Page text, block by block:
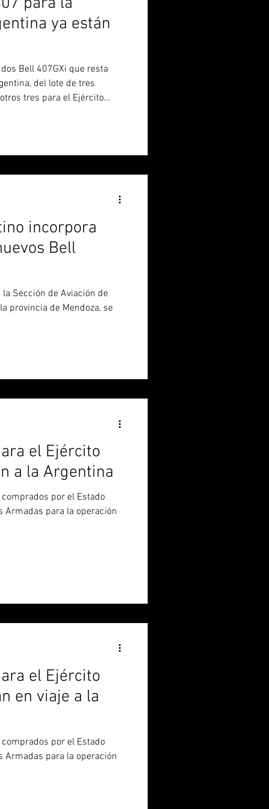
ya están
del lote de tres
tres para el Ejército
se encuentran en la ciudad
incorpora
Bell
Sección de Aviación de
provincia de Mendoza, se
el Ejército
a la Argentina
por el Estado
Armadas para la operación
el Ejército
en viaje a la
por el Estado
Armadas para la operación